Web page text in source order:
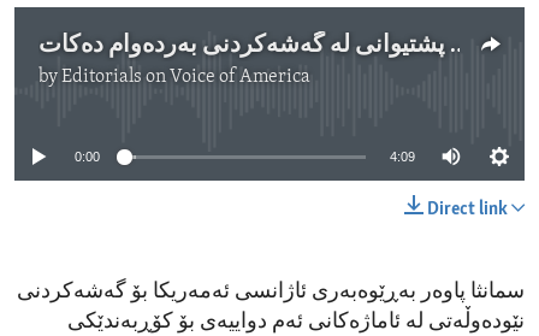
ئەمەریکا پشتیوانی لە گەشەکردنی بەردەوام دەکات
byEditorials on Voice of America
0:00 4:09
Direct link
سمانثا پاوەر بەڕێوەبەری ئاژانسی ئەمەریکا بۆ گەشەکردنی
نێودەوڵەتی لە ئاماژەکانی ئەم دواییەی بۆ کۆڕبەندێکی